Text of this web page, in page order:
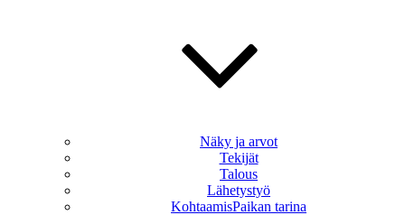
Näky ja arvot
Tekijät
Talous
Lähetystyö
KohtaamisPaikan tarina